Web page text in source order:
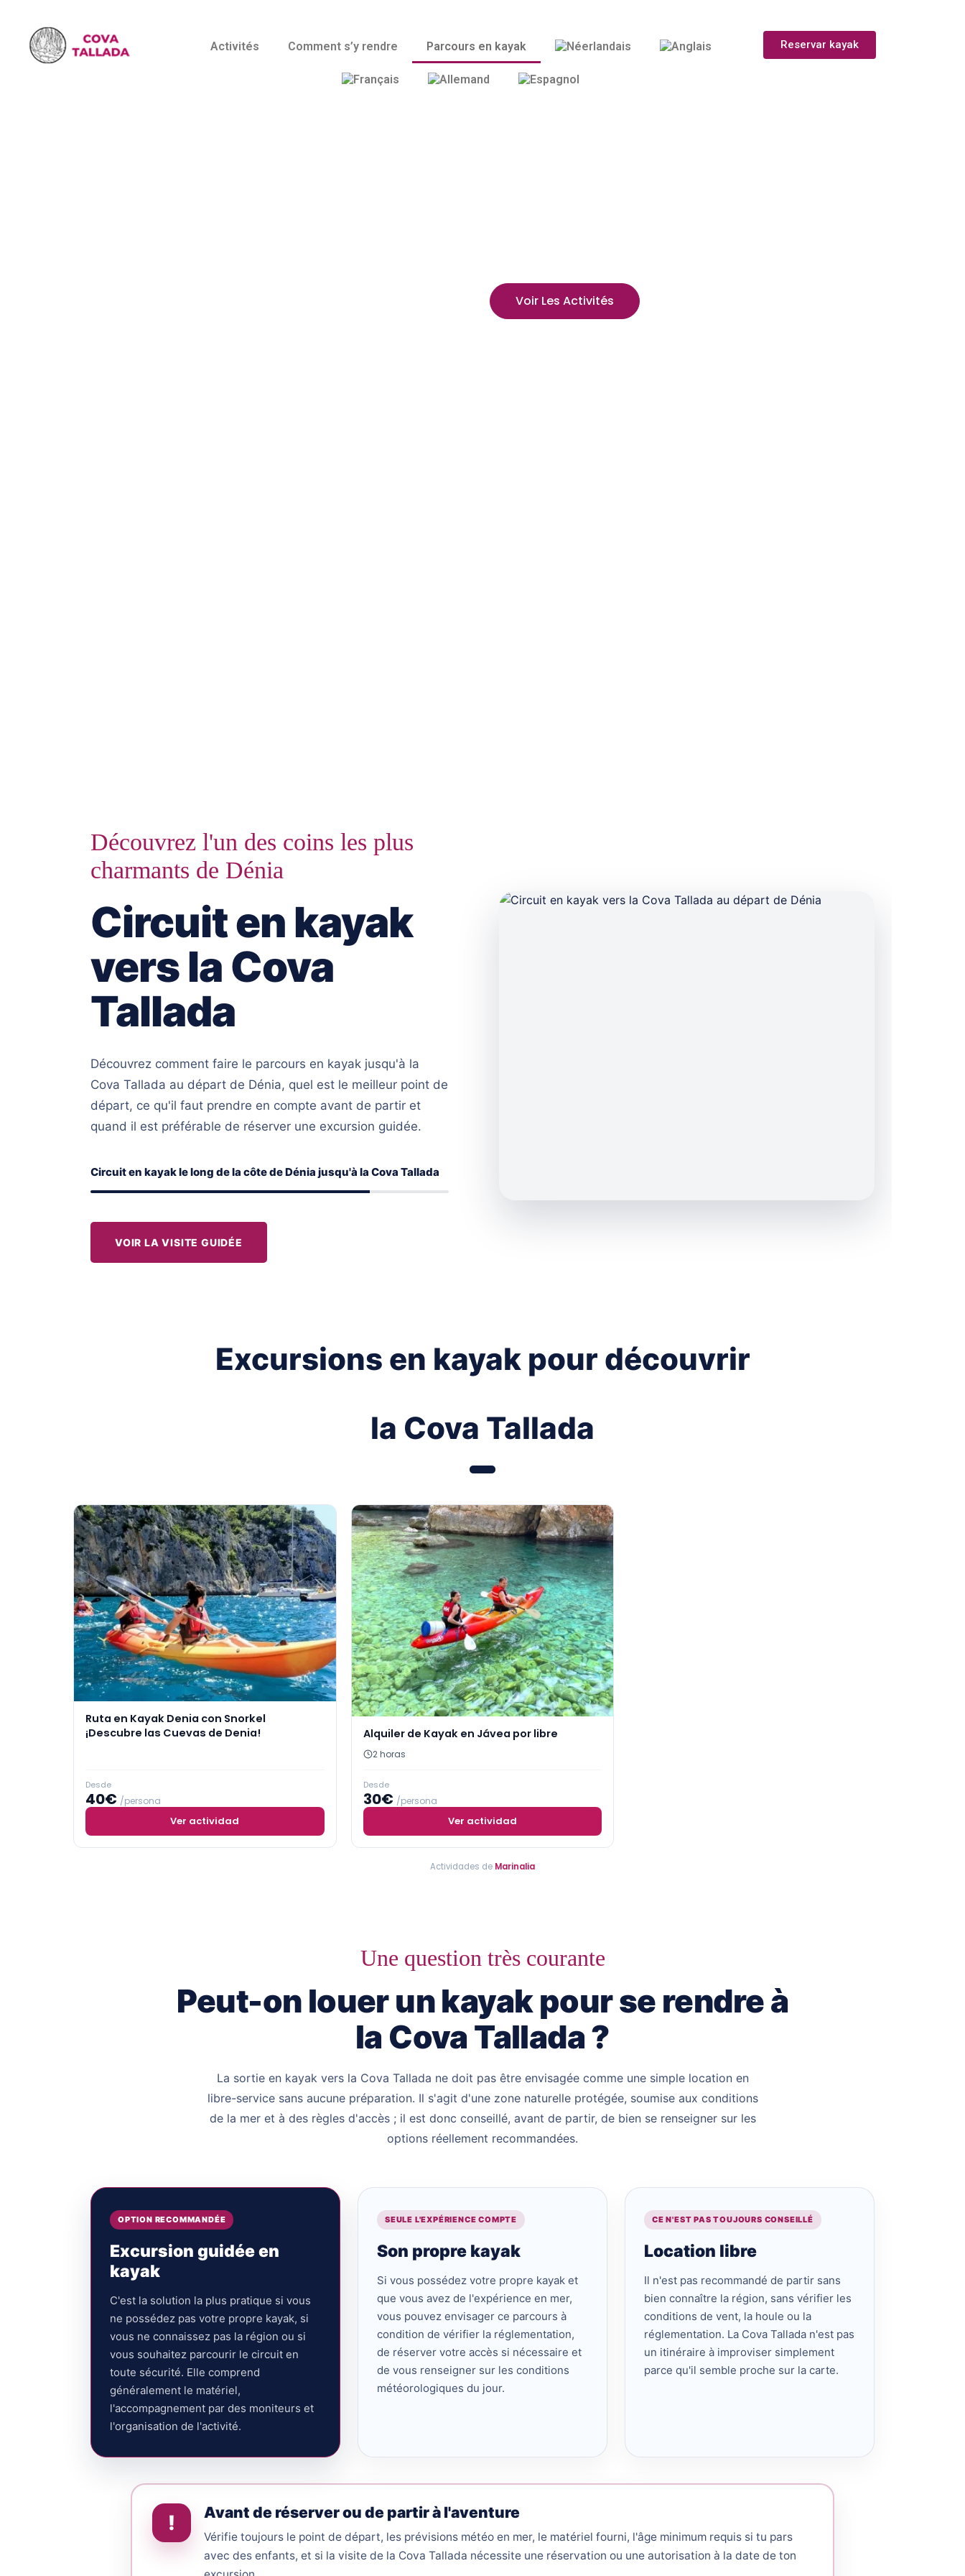
Activités Comment s’y rendre Parcours en kayak Reservar kayak
Voir Les Activités
Découvrez l'un des coins les plus
charmants de Dénia
Circuit en kayak
vers la Cova
Tallada
Découvrez comment faire le parcours en kayak jusqu'à la
Cova Tallada au départ de Dénia, quel est le meilleur point de
départ, ce qu'il faut prendre en compte avant de partir et
quand il est préférable de réserver une excursion guidée.
Circuit en kayak le long de la côte de Dénia jusqu'à la Cova Tallada
VOIR LA VISITE GUIDÉE
Excursions en kayak pour découvrir
la Cova Tallada
Ruta en Kayak Denia con Snorkel
¡Descubre las Cuevas de Denia!
Desde
40€ /persona
Ver actividad
Alquiler de Kayak en Jávea por libre
2 horas
Desde
30€ /persona
Ver actividad
Actividades de Marinalia
Une question très courante
Peut-on louer un kayak pour se rendre à
la Cova Tallada ?
La sortie en kayak vers la Cova Tallada ne doit pas être envisagée comme une simple location en
libre-service sans aucune préparation. Il s'agit d'une zone naturelle protégée, soumise aux conditions
de la mer et à des règles d'accès ; il est donc conseillé, avant de partir, de bien se renseigner sur les
options réellement recommandées.
OPTION RECOMMANDÉE
Excursion guidée en
kayak
C'est la solution la plus pratique si vous
ne possédez pas votre propre kayak, si
vous ne connaissez pas la région ou si
vous souhaitez parcourir le circuit en
toute sécurité. Elle comprend
généralement le matériel,
l'accompagnement par des moniteurs et
l'organisation de l'activité.
SEULE L'EXPÉRIENCE COMPTE
Son propre kayak
Si vous possédez votre propre kayak et
que vous avez de l'expérience en mer,
vous pouvez envisager ce parcours à
condition de vérifier la réglementation,
de réserver votre accès si nécessaire et
de vous renseigner sur les conditions
météorologiques du jour.
CE N'EST PAS TOUJOURS CONSEILLÉ
Location libre
Il n'est pas recommandé de partir sans
bien connaître la région, sans vérifier les
conditions de vent, la houle ou la
réglementation. La Cova Tallada n'est pas
un itinéraire à improviser simplement
parce qu'il semble proche sur la carte.
! Avant de réserver ou de partir à l'aventure
Vérifie toujours le point de départ, les prévisions météo en mer, le matériel fourni, l'âge minimum requis si tu pars
avec des enfants, et si la visite de la Cova Tallada nécessite une réservation ou une autorisation à la date de ton